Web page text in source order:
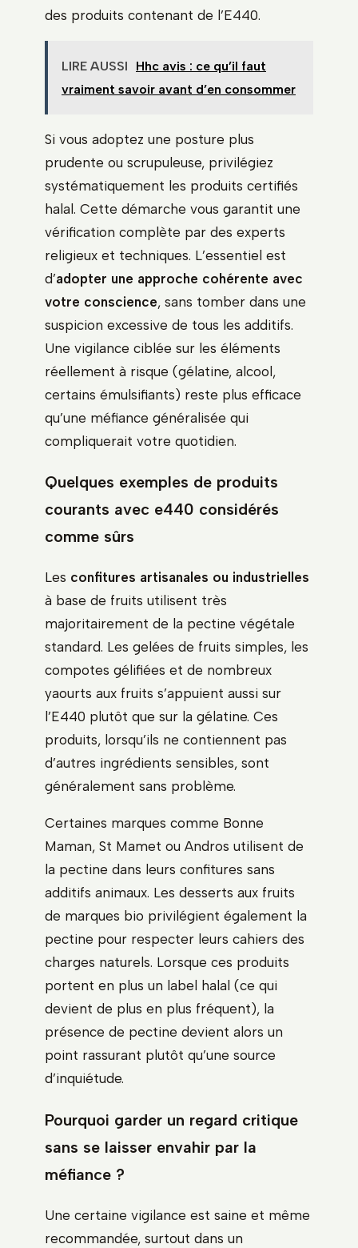
des produits contenant de l’E440.
LIRE AUSSI
Hhc avis : ce qu’il faut
vraiment savoir avant d’en consommer
Si vous adoptez une posture plus
prudente ou scrupuleuse, privilégiez
systématiquement les produits certifiés
halal. Cette démarche vous garantit une
vérification complète par des experts
religieux et techniques. L’essentiel est
d’adopter une approche cohérente avec
votre conscience, sans tomber dans une
suspicion excessive de tous les additifs.
Une vigilance ciblée sur les éléments
réellement à risque (gélatine, alcool,
certains émulsifiants) reste plus efficace
qu’une méfiance généralisée qui
compliquerait votre quotidien.
Quelques exemples de produits
courants avec e440 considérés
comme sûrs
Les confitures artisanales ou industrielles
à base de fruits utilisent très
majoritairement de la pectine végétale
standard. Les gelées de fruits simples, les
compotes gélifiées et de nombreux
yaourts aux fruits s’appuient aussi sur
l’E440 plutôt que sur la gélatine. Ces
produits, lorsqu’ils ne contiennent pas
d’autres ingrédients sensibles, sont
généralement sans problème.
Certaines marques comme Bonne
Maman, St Mamet ou Andros utilisent de
la pectine dans leurs confitures sans
additifs animaux. Les desserts aux fruits
de marques bio privilégient également la
pectine pour respecter leurs cahiers des
charges naturels. Lorsque ces produits
portent en plus un label halal (ce qui
devient de plus en plus fréquent), la
présence de pectine devient alors un
point rassurant plutôt qu’une source
d’inquiétude.
Pourquoi garder un regard critique
sans se laisser envahir par la
méfiance ?
Une certaine vigilance est saine et même
recommandée, surtout dans un